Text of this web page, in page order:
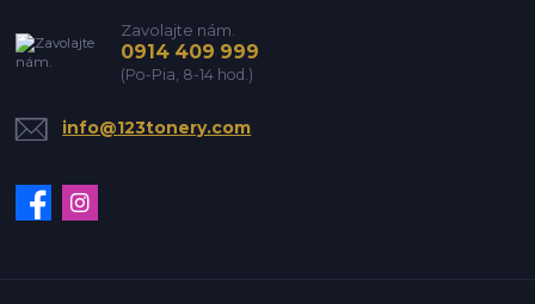
Zavolajte nám.
0914 409 999
(Po-Pia, 8-14 hod.)
info@123tonery.com